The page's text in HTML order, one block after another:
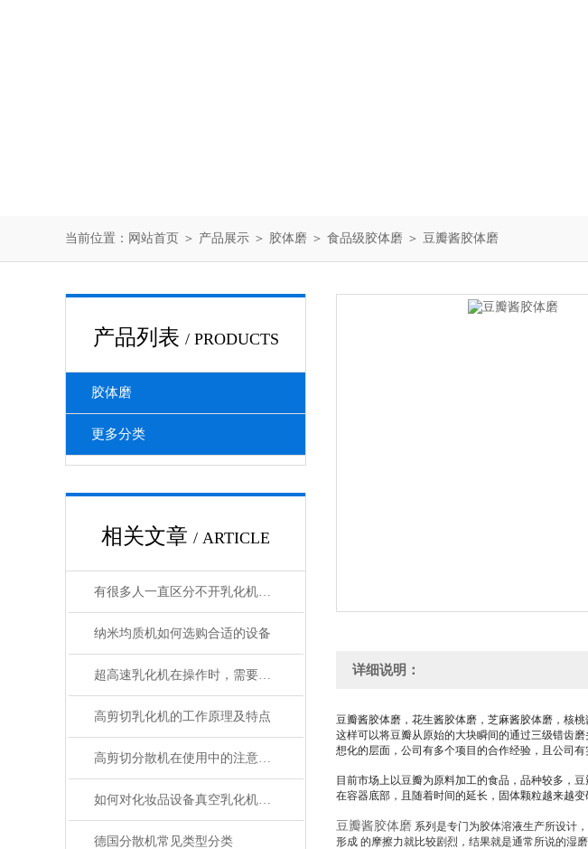
当前位置： 网站首页 ＞ 产品展示 ＞ 胶体磨 ＞ 食品级胶体磨 ＞ 豆瓣酱胶体磨
产品列表 / PRODUCTS
胶体磨
更多分类
相关文章 / ARTICLE
有很多人一直区分不开乳化机和搅拌机有什么区别
纳米均质机如何选购合适的设备
超高速乳化机在操作时，需要注意哪些问题？
高剪切乳化机的工作原理及特点
高剪切分散机在使用中的注意事项
如何对化妆品设备真空乳化机进行选型
德国分散机常见类型分类
详细说明：
豆瓣酱胶体磨，花生酱胶体磨，芝麻酱胶体磨，核
这样可以将豆瓣从原始的大块瞬间的通过三级错齿
想化的层面，公司有多个项目的合作经验，且公司有
目前市场上以豆瓣为原料加工的食品，品种较多，
在容器底部，且随着时间的延长，固体颗粒越来越变
豆瓣酱胶体磨 系列是专门为胶体溶液生产所设计
形成 的摩擦力就比较剧烈，结果就是通常所说的湿